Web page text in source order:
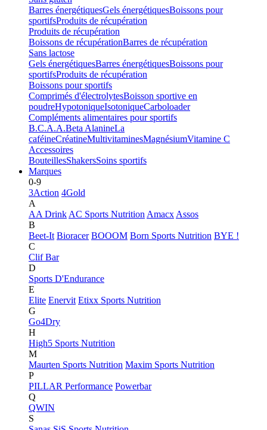
Barres énergétiquesGels énergétiquesBoissons pour
sportifsProduits de récupération
Produits de récupération
Boissons de récupérationBarres de récupération
Sans lactose
Gels énergétiquesBarres énergétiquesBoissons pour
sportifsProduits de récupération
Boissons pour sportifs
Comprimés d'électrolytesBoisson sportive en
poudreHypotoniqueIsotoniqueCarboloader
Compléments alimentaires pour sportifs
B.C.A.A.Beta AlanineLa
caféineCréatineMultivitaminesMagnésiumVitamine C
Accessoires
BouteillesShakersSoins sportifs
Marques
0-9
3Action 4Gold
A
AA Drink AC Sports Nutrition Amacx Assos
B
Beet-It Bioracer BOOOM Born Sports Nutrition BYE !
C
Clif Bar
D
Sports D'Endurance
E
Elite Enervit Etixx Sports Nutrition
G
Go4Dry
H
High5 Sports Nutrition
M
Maurten Sports Nutrition Maxim Sports Nutrition
P
PILLAR Performance Powerbar
Q
QWIN
S